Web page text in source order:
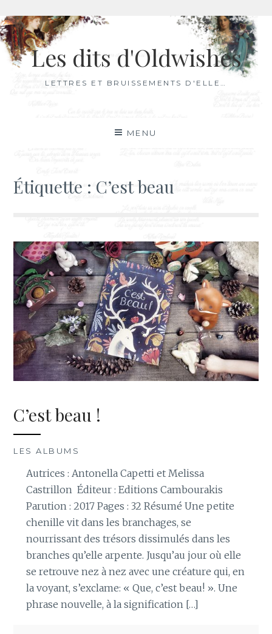
Aller
au
contenuLes dits d'Oldwishes
LETTRES ET BRUISSEMENTS D'ELLE…
MENU
Étiquette : C’est beau
C’est beau !
LES ALBUMS
Autrices : Antonella Capetti et Melissa
Castrillon Éditeur : Editions Cambourakis
Parution : 2017 Pages : 32 Résumé Une petite
chenille vit dans les branchages, se
nourrissant des trésors dissimulés dans les
branches qu’elle arpente. Jusqu’au jour où elle
se retrouve nez à nez avec une créature qui, en
la voyant, s’exclame: « Que, c’est beau! ». Une
phrase nouvelle, à la signification […]